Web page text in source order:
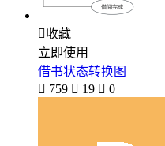
收藏
立即使用
借书状态转换图
 759  19  0